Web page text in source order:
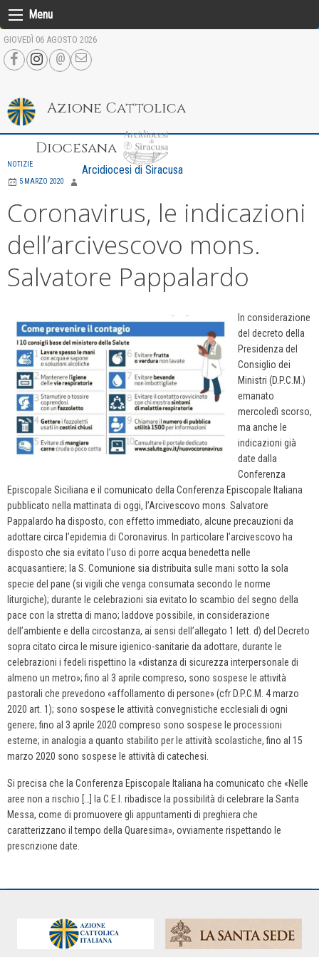
Skip
to
content
Menu
GIOVEDÌ 06 AGOSTO 2026
Azione Cattolica
Diocesana
Arcidiocesi di Siracusa
NOTIZIE
5 MARZO 2020
Coronavirus, le indicazioni
dell’arcivescovo mons.
Salvatore Pappalardo
In considerazione
del decreto della
Presidenza del
Consiglio dei
Ministri (D.P.C.M.)
emanato
mercoledì scorso,
ma anche le
indicazioni già
date dalla
Conferenza
Episcopale Siciliana e il comunicato della Conferenza Episcopale Italiana
pubblicato nella mattinata di oggi, l’Arcivescovo mons. Salvatore
Pappalardo ha disposto, con effetto immediato, alcune precauzioni da
adottare circa l’epidemia di Coronavirus. In particolare l’arcivescovo ha
disposto che sia evitato l’uso di porre acqua benedetta nelle
acquasantiere; la S. Comunione sia distribuita sulle mani sotto la sola
specie del pane (si vigili che venga consumata secondo le norme
liturgiche); durante le celebrazioni sia evitato lo scambio del segno della
pace con la stretta di mano; laddove possibile, in considerazione
dell’ambiente e della circostanza, ai sensi dell’allegato 1 lett. d) del Decreto
sopra citato circa le misure igienico-sanitarie da adottare, durante le
celebrazioni i fedeli rispettino la «distanza di sicurezza interpersonale di
almeno un metro»; fino al 3 aprile compreso, sono sospese le attività
pastorali che prevedono «affollamento di persone» (cfr D.P.C.M. 4 marzo
2020 art. 1); sono sospese le attività convegnistiche ecclesiali di ogni
genere; fino al 3 aprile 2020 compreso sono sospese le processioni
esterne; in analogia a quanto stabilito per le attività scolastiche, fino al 15
marzo 2020 sono sospese le attività di catechesi.
Si precisa che la Conferenza Episcopale Italiana ha comunicato che «Nelle
aree non a rischio […] la C.E.I. ribadisce la possibilità di celebrare la Santa
Messa, come di promuovere gli appuntamenti di preghiera che
caratterizzano il tempo della Quaresima», ovviamente rispettando le
prescrizione date.